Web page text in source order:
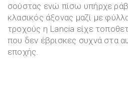
σούστας ενώ πίσω υπήρχε
κλασικός άξονας μαζί με
τροχούς η Lancia είχε
που δεν έβρισκες συχνά στα
εποχής.